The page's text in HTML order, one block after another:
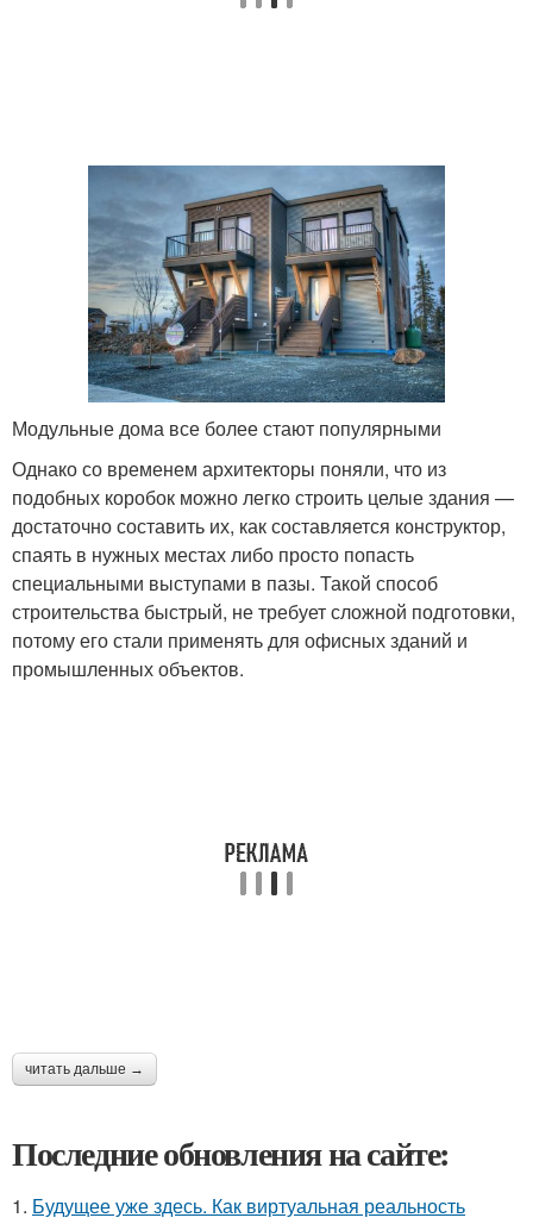
Модульные дома все более стают популярными
Однако со временем архитекторы поняли, что из
подобных коробок можно легко строить целые здания —
достаточно составить их, как составляется конструктор,
спаять в нужных местах либо просто попасть
специальными выступами в пазы. Такой способ
строительства быстрый, не требует сложной подготовки,
потому его стали применять для офисных зданий и
промышленных объектов.
читать дальше →
Последние обновления на сайте:
1. Будущее уже здесь. Как виртуальная реальность